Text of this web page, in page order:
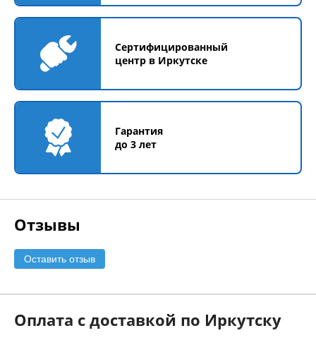
Сертифицированный
центр в Иркутске
Гарантия
до 3 лет
Отзывы
Оставить отзыв
Оплата с доставкой по Иркутску